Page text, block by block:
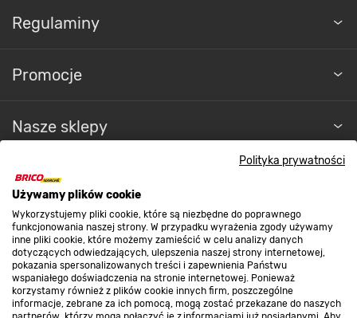
Polityka prywatności
Używamy plików cookie
Wykorzystujemy pliki cookie, które są niezbędne do poprawnego
funkcjonowania naszej strony. W przypadku wyrażenia zgody używamy
inne pliki cookie, które możemy zamieścić w celu analizy danych
dotyczących odwiedzających, ulepszenia naszej strony internetowej,
pokazania spersonalizowanych treści i zapewnienia Państwu
wspaniałego doświadczenia na stronie internetowej. Ponieważ
korzystamy również z plików cookie innych firm, poszczególne
informacje, zebrane za ich pomocą, mogą zostać przekazane do naszych
Regulaminy
Promocje
Nasze sklepy
O nas
Kontakt do sklepu
Strefa biznesu